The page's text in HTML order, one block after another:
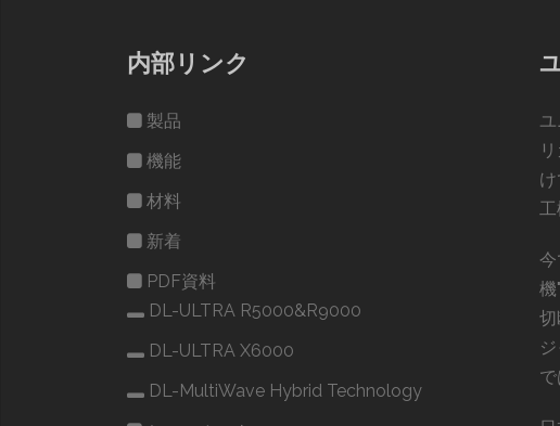
ョ
ン
内部リンク
製品
機能
材料
新着
PDF資料
DL-ULTRA R5000&R9000
DL-ULTRA X6000
DL-MultiWave Hybrid Technology
工
機
で